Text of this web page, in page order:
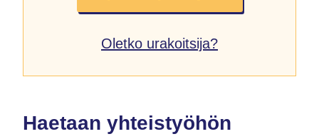
Oletko urakoitsija?
Haetaan yhteistyöhön